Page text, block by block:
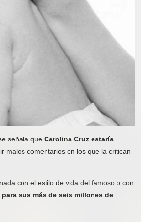
señala que Carolina Cruz estaría
malos comentarios en los que la critican
con el estilo de vida del famoso o con
sus más de seis millones de